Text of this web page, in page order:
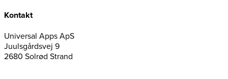
Kontakt
Universal Apps ApS
Juulsgårdsvej 9
2680 Solrød Strand